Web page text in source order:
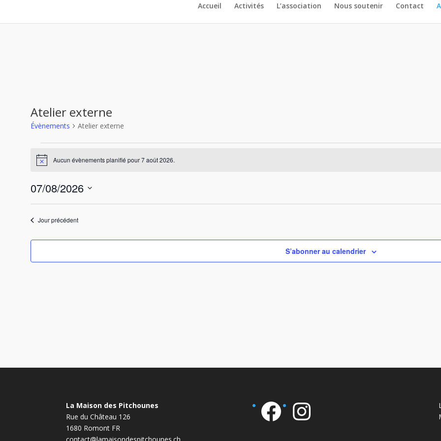
Accueil Activités L’association Nous soutenir Contact
Atelier externe
Évènements Atelier externe
Évènements
for
août
2026
Notice Aucun évènements planifié pour 7 août 2026.
07/08/2026
date.Jour précédent
S’abonner au calendrier
La Maison des Pitchounes
Rue du Château 126
1680 Romont FR
contact@lamaisondespitchounes.ch
Facebook
Instagram